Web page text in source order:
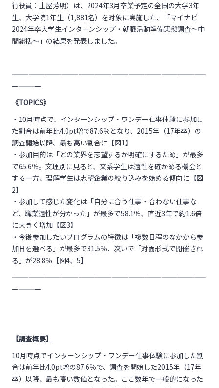
行役員：土屋芳明）は、2024年3月卒業予定の全国の大学3年
生、大学院1年生（1,881名）を対象に実施した、「マイナビ
2024年卒大学生インターンシップ・就職活動準備実態調査～中
間総括～」の結果を発表しました。
———————————————————————————————————
—————
《TOPICS》
・10月時点で、インターンシップ・ワンデー仕事体験に参加し
た割合は前年比4.0pt増で87.6％となり、2015年（17年卒）の
調査開始以降、最も高い割合に【図1】
・参加目的は「どの業界を志望するか明確にするため」が最多
で65.6％。文理別に見ると、文系学生は適性を確かめる機会と
する一方、理解学生は志望企業の絞り込みを始める傾向に【図
2】
・参加して感じた変化は「自分に合う仕事・合わない仕事な
ど、職業適性が分かった」が最多で58.1％、直近3年で約1.6倍
に大きく増加【図3】
・今後参加したいプログラムの特徴は「複数日程のなかから参
加日を選べる」が最多で31.5％、次いで「対面形式で開催され
る」が28.8％【図4、5】
———————————————————————————————————
—————
【調査概要】
10月時点でインターンシップ・ワンデー仕事体験に参加した割
合は前年比4.0pt増の87.6％で、調査を開始した2015年（17年
卒）以降、最も高い数値となった。ここ数年で一般的になった